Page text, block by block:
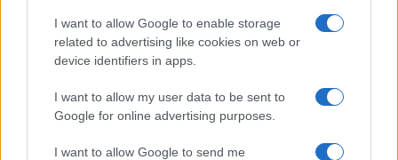
I want to allow Google to enable storage
related to advertising like cookies on web or
device identifiers in apps.
I want to allow my user data to be sent to
Google for online advertising purposes.
I want to allow Google to send me
για τη Δημοκρατία: «Καρυστιανού,
Γρατσία και Γαλανός μετέτρεψαν το
κίνημα σε φοβικό αρχηγικό κόμμα»
Aναστέλλονται τα τακτικά ραντεβού του
αγγειοχειρουργού του νοσοκομείου
Χανίων επειδή κλάπηκε το μηχανάκι του
γιατρού